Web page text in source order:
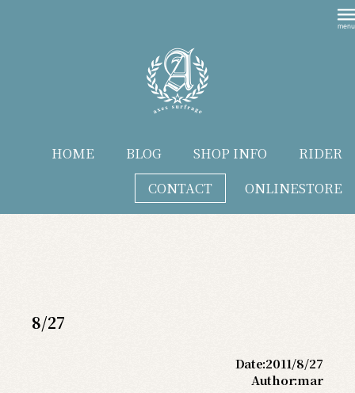
HOME BLOG SHOP INFO
RIDER
CONTACT
ONLINESTORE
8/27
Date:2011/8/27
Author:mar